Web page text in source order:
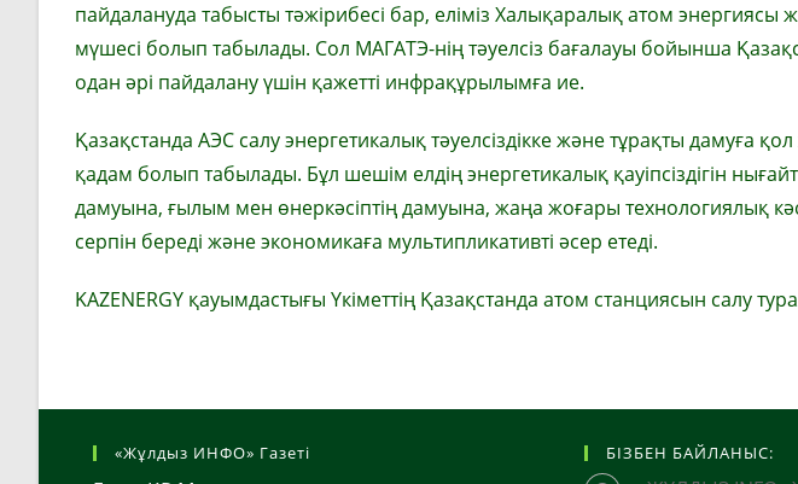
пайдалануда табысты тәжірибесі бар, еліміз Халықаралық атом энергиясы
мүшесі болып табылады. Сол МАГАТЭ-нің тәуелсіз бағалауы бойынша
одан әрі пайдалану үшін қажетті инфрақұрылымға ие.
Қазақстанда АЭС салу энергетикалық тәуелсіздікке және тұрақты дамуға
қадам болып табылады. Бұл шешім елдің энергетикалық қауіпсіздігін
дамуына, ғылым мен өнеркәсіптің дамуына, жаңа жоғары технологиялық
серпін береді және экономикаға мультипликативті әсер етеді.
KAZENERGY қауымдастығы Үкіметтің Қазақстанда атом станциясын салу
«Жұлдыз ИНФО» Газеті БІЗБЕН БАЙЛАНЫС: